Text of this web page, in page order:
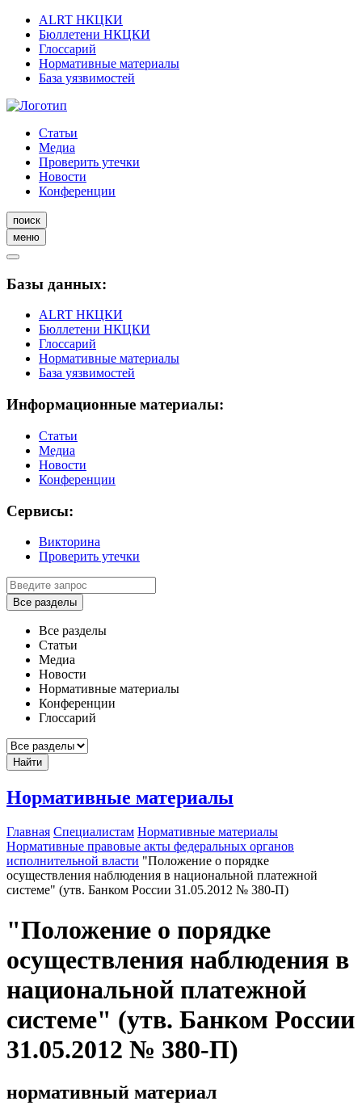
ALRT НКЦКИ
Бюллетени НКЦКИ
Глоссарий
Нормативные материалы
База уязвимостей
Статьи
Медиа
Проверить утечки
Новости
Конференции
поиск
меню
Базы данных:
ALRT НКЦКИ
Бюллетени НКЦКИ
Глоссарий
Нормативные материалы
База уязвимостей
Информационные материалы:
Статьи
Медиа
Новости
Конференции
Сервисы:
Викторина
Проверить утечки
Все разделы
Все разделы
Статьи
Медиа
Новости
Нормативные материалы
Конференции
Глоссарий
Найти
Нормативные материалы
Главная Специалистам Нормативные материалы
Нормативные правовые акты федеральных органов
исполнительной власти "Положение о порядке
осуществления наблюдения в национальной платежной
системе" (утв. Банком России 31.05.2012 № 380-П)
"Положение о порядке
осуществления наблюдения в
национальной платежной
системе" (утв. Банком России
31.05.2012 № 380-П)
нормативный материал